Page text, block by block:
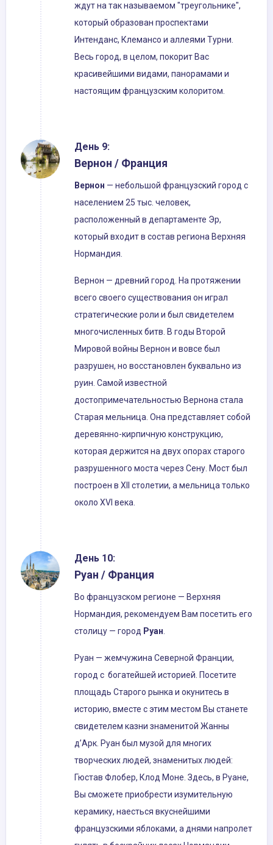
ждут на так называемом "треугольнике",
который образован проспектами
Интенданс, Клемансо и аллеями Турни.
Весь город, в целом, покорит Вас
красивейшими видами, панорамами и
настоящим французским колоритом.
День 9:
Вернон / Франция
Вернон — небольшой французский город с
населением 25 тыс. человек,
расположенный в департаменте Эр,
который входит в состав региона Верхняя
Нормандия.
Вернон — древний город. На протяжении
всего своего существования он играл
стратегические роли и был свидетелем
многочисленных битв. В годы Второй
Мировой войны Вернон и вовсе был
разрушен, но восстановлен буквально из
руин. Самой известной
достопримечательностью Вернона стала
Старая мельница. Она представляет собой
деревянно-кирпичную конструкцию,
которая держится на двух опорах старого
разрушенного моста через Сену. Мост был
построен в XII столетии, а мельница только
около XVI века.
День 10:
Руан / Франция
Во французском регионе — Верхняя
Нормандия, рекомендуем Вам посетить его
столицу — город Руан.
Руан — жемчужина Северной Франции,
город с богатейшей историей. Посетите
площадь Старого рынка и окунитесь в
историю, вместе с этим местом Вы станете
свидетелем казни знаменитой Жанны
д’Арк. Руан был музой для многих
творческих людей, знаменитых людей:
Гюстав Флобер, Клод Моне. Здесь, в Руане,
Вы сможете приобрести изумительную
керамику, наесться вкуснейшими
французскими яблоками, а днями напролет